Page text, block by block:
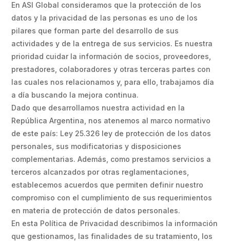
En ASI Global consideramos que la protección de los
datos y la privacidad de las personas es uno de los
pilares que forman parte del desarrollo de sus
actividades y de la entrega de sus servicios. Es nuestra
prioridad cuidar la información de socios, proveedores,
prestadores, colaboradores y otras terceras partes con
las cuales nos relacionamos y, para ello, trabajamos día
a día buscando la mejora continua.
Dado que desarrollamos nuestra actividad en la
República Argentina, nos atenemos al marco normativo
de este país: Ley 25.326 ley de protección de los datos
personales, sus modificatorias y disposiciones
complementarias. Además, como prestamos servicios a
terceros alcanzados por otras reglamentaciones,
establecemos acuerdos que permiten definir nuestro
compromiso con el cumplimiento de sus requerimientos
en materia de protección de datos personales.
En esta Política de Privacidad describimos la información
que gestionamos, las finalidades de su tratamiento, los